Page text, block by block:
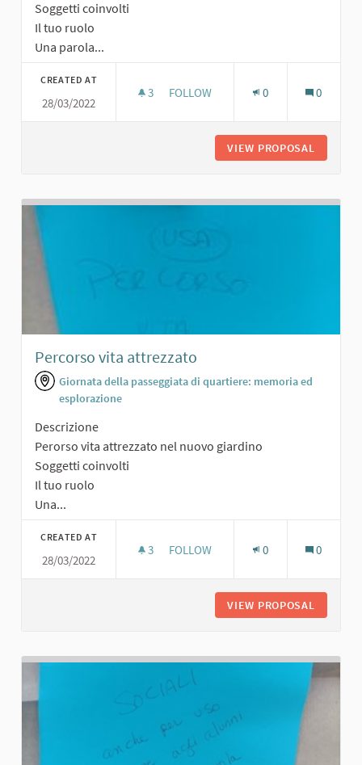
Soggetti coinvolti
Il tuo ruolo
Una parola...
CREATED AT
28/03/2022
3 3 FOLLOWERS
FOLLOW 0 0
VIEW PROPOSAL
Percorso vita attrezzato
Giornata della passeggiata di quartiere: memoria ed
esplorazione
Descrizione
Perorso vita attrezzato nel nuovo giardino
Soggetti coinvolti
Il tuo ruolo
Una...
CREATED AT
28/03/2022
3 3 FOLLOWERS
FOLLOW 0 0
VIEW PROPOSAL